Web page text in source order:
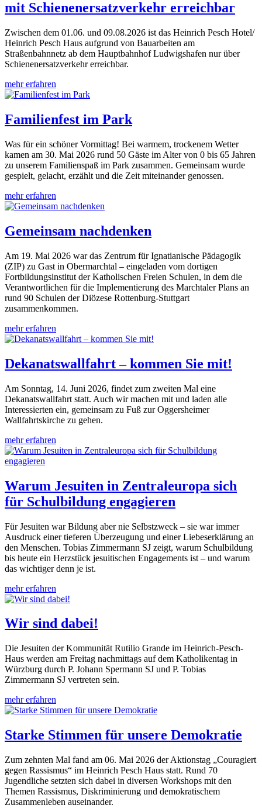
mit Schienenersatzverkehr erreichbar
Zwischen dem 01.06. und 09.08.2026 ist das Heinrich Pesch Hotel/
Heinrich Pesch Haus aufgrund von Bauarbeiten am
Straßenbahnnetz ab dem Hauptbahnhof Ludwigshafen nur über
Schienenersatzverkehr erreichbar.
mehr erfahren
Familienfest im Park
Was für ein schöner Vormittag! Bei warmem, trockenem Wetter
kamen am 30. Mai 2026 rund 50 Gäste im Alter von 0 bis 65 Jahren
zu unserem Familienspaß im Park zusammen. Gemeinsam wurde
gespielt, gelacht, erzählt und die Zeit miteinander genossen.
mehr erfahren
Gemeinsam nachdenken
Am 19. Mai 2026 war das Zentrum für Ignatianische Pädagogik
(ZIP) zu Gast in Obermarchtal – eingeladen vom dortigen
Fortbildungsinstitut der Katholischen Freien Schulen, in dem die
Verantwortlichen für die Implementierung des Marchtaler Plans an
rund 90 Schulen der Diözese Rottenburg-Stuttgart
zusammenkommen.
mehr erfahren
Dekanatswallfahrt – kommen Sie mit!
Am Sonntag, 14. Juni 2026, findet zum zweiten Mal eine
Dekanatswallfahrt statt. Auch wir machen mit und laden alle
Interessierten ein, gemeinsam zu Fuß zur Oggersheimer
Wallfahrtskirche zu gehen.
mehr erfahren
Warum Jesuiten in Zentraleuropa sich
für Schulbildung engagieren
Für Jesuiten war Bildung aber nie Selbstzweck – sie war immer
Ausdruck einer tieferen Überzeugung und einer Liebeserklärung an
den Menschen. Tobias Zimmermann SJ zeigt, warum Schulbildung
bis heute ein Herzstück jesuitischen Engagements ist – und warum
das wichtiger denn je ist.
mehr erfahren
Wir sind dabei!
Die Jesuiten der Kommunität Rutilio Grande im Heinrich-Pesch-
Haus werden am Freitag nachmittags auf dem Katholikentag in
Würzburg durch P. Johann Spermann SJ und P. Tobias
Zimmermann SJ vertreten sein.
mehr erfahren
Starke Stimmen für unsere Demokratie
Zum zehnten Mal fand am 06. Mai 2026 der Aktionstag „Couragiert
gegen Rassismus“ im Heinrich Pesch Haus statt. Rund 70
Jugendliche setzten sich dabei in diversen Workshops mit den
Themen Rassismus, Diskriminierung und demokratischem
Zusammenleben auseinander.